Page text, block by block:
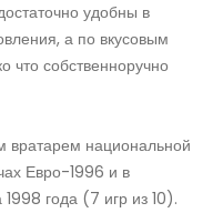
удобны в
а по вкусовым
что собственноручно
вратарем национальной
Евро-1996 и в
года (7 игр из 10).